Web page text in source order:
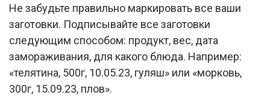
Не забудьте правильно маркировать все ваши
заготовки. Подписывайте все заготовки
следующим способом: продукт, вес, дата
замораживания, для какого блюда. Например:
«телятина, 500г, 10.05.23, гуляш» или «морковь,
300г, 15.09.23, плов».